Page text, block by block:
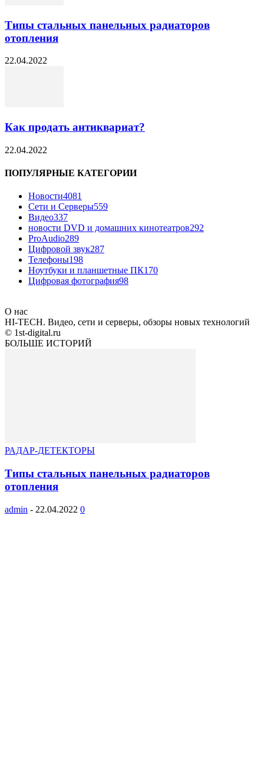
Типы стальных панельных радиаторов
отопления
22.04.2022
Как продать антиквариат?
22.04.2022
ПОПУЛЯРНЫЕ КАТЕГОРИИ
Новости4081
Сети и Серверы559
Видео337
новости DVD и домашних кинотеатров292
ProAudio289
Цифровой звук287
Телефоны198
Ноутбуки и планшетные ПК170
Цифровая фотография98
О нас
HI-TECH. Видео, сети и серверы, обзоры новых технологий
© 1st-digital.ru
БОЛЬШЕ ИСТОРИЙ
РАДАР-ДЕТЕКТОРЫ
Типы стальных панельных радиаторов
отопления
admin - 22.04.2022 0